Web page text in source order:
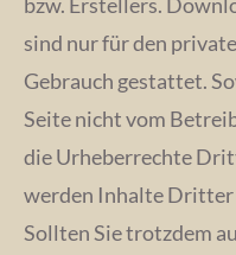
sind nur für den
Gebrauch gestattet.
Seite nicht vom
die Urheberrechte
werden Inhalte Dritter
Sollten Sie trotzdem